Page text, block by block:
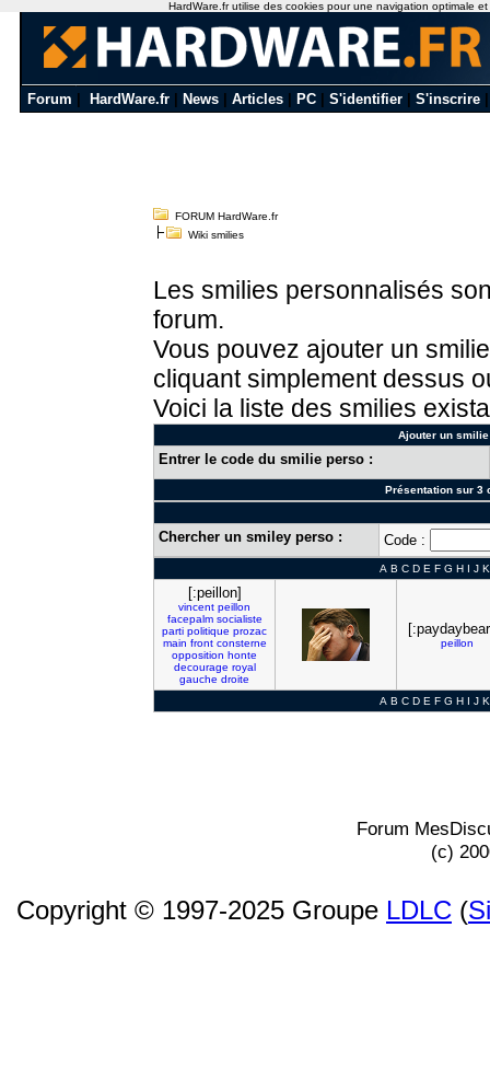
Forum HardWare.fr News Articles PC S'identifier S'inscrire
FORUM HardWare.fr
Wiki smilies
Les smilies personnalisés
forum.
Vous pouvez ajouter un
cliquant simplement dessus
Voici la liste des smilies
Ajouter un
Entrer le code du smilie perso :
Présentation sur 3
Chercher un smiley perso : Code :
A B C D E F G H I J K
[:peillon]
vincent peillon
facepalm socialiste
parti politique prozac
main front consterne
opposition honte
decourage royal
gauche droite
peillon
A B C D E F G H I J K
Forum
(c)
Copyright © 1997-2025 Groupe LDLC (
HardWare.fr utilise des cookies pour une navigation optimale